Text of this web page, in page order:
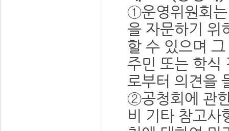
①운영위원회
을 자문하기 위
할 수 있으며
주민 또는 학식
로부터 의견을
②공청회에 관
비 기타 참고사